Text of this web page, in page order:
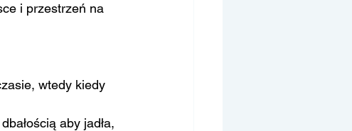
i przestrzeń na
wtedy kiedy
aby jadła,